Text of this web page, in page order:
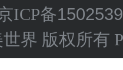
ICP备
界 版权所有